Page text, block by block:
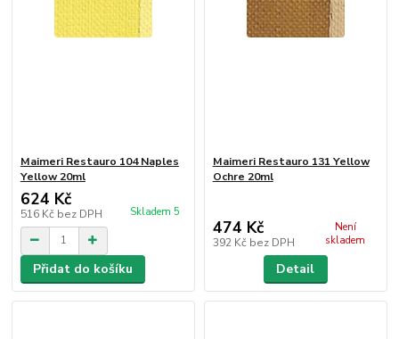
Maimeri Restauro 104 Naples
Yellow 20ml
624 Kč
516 Kč bez DPH Skladem 5
Přidat do košíku
Maimeri Restauro 131 Yellow
Ochre 20ml
474 Kč
392 Kč bez DPH
Není
skladem
Detail